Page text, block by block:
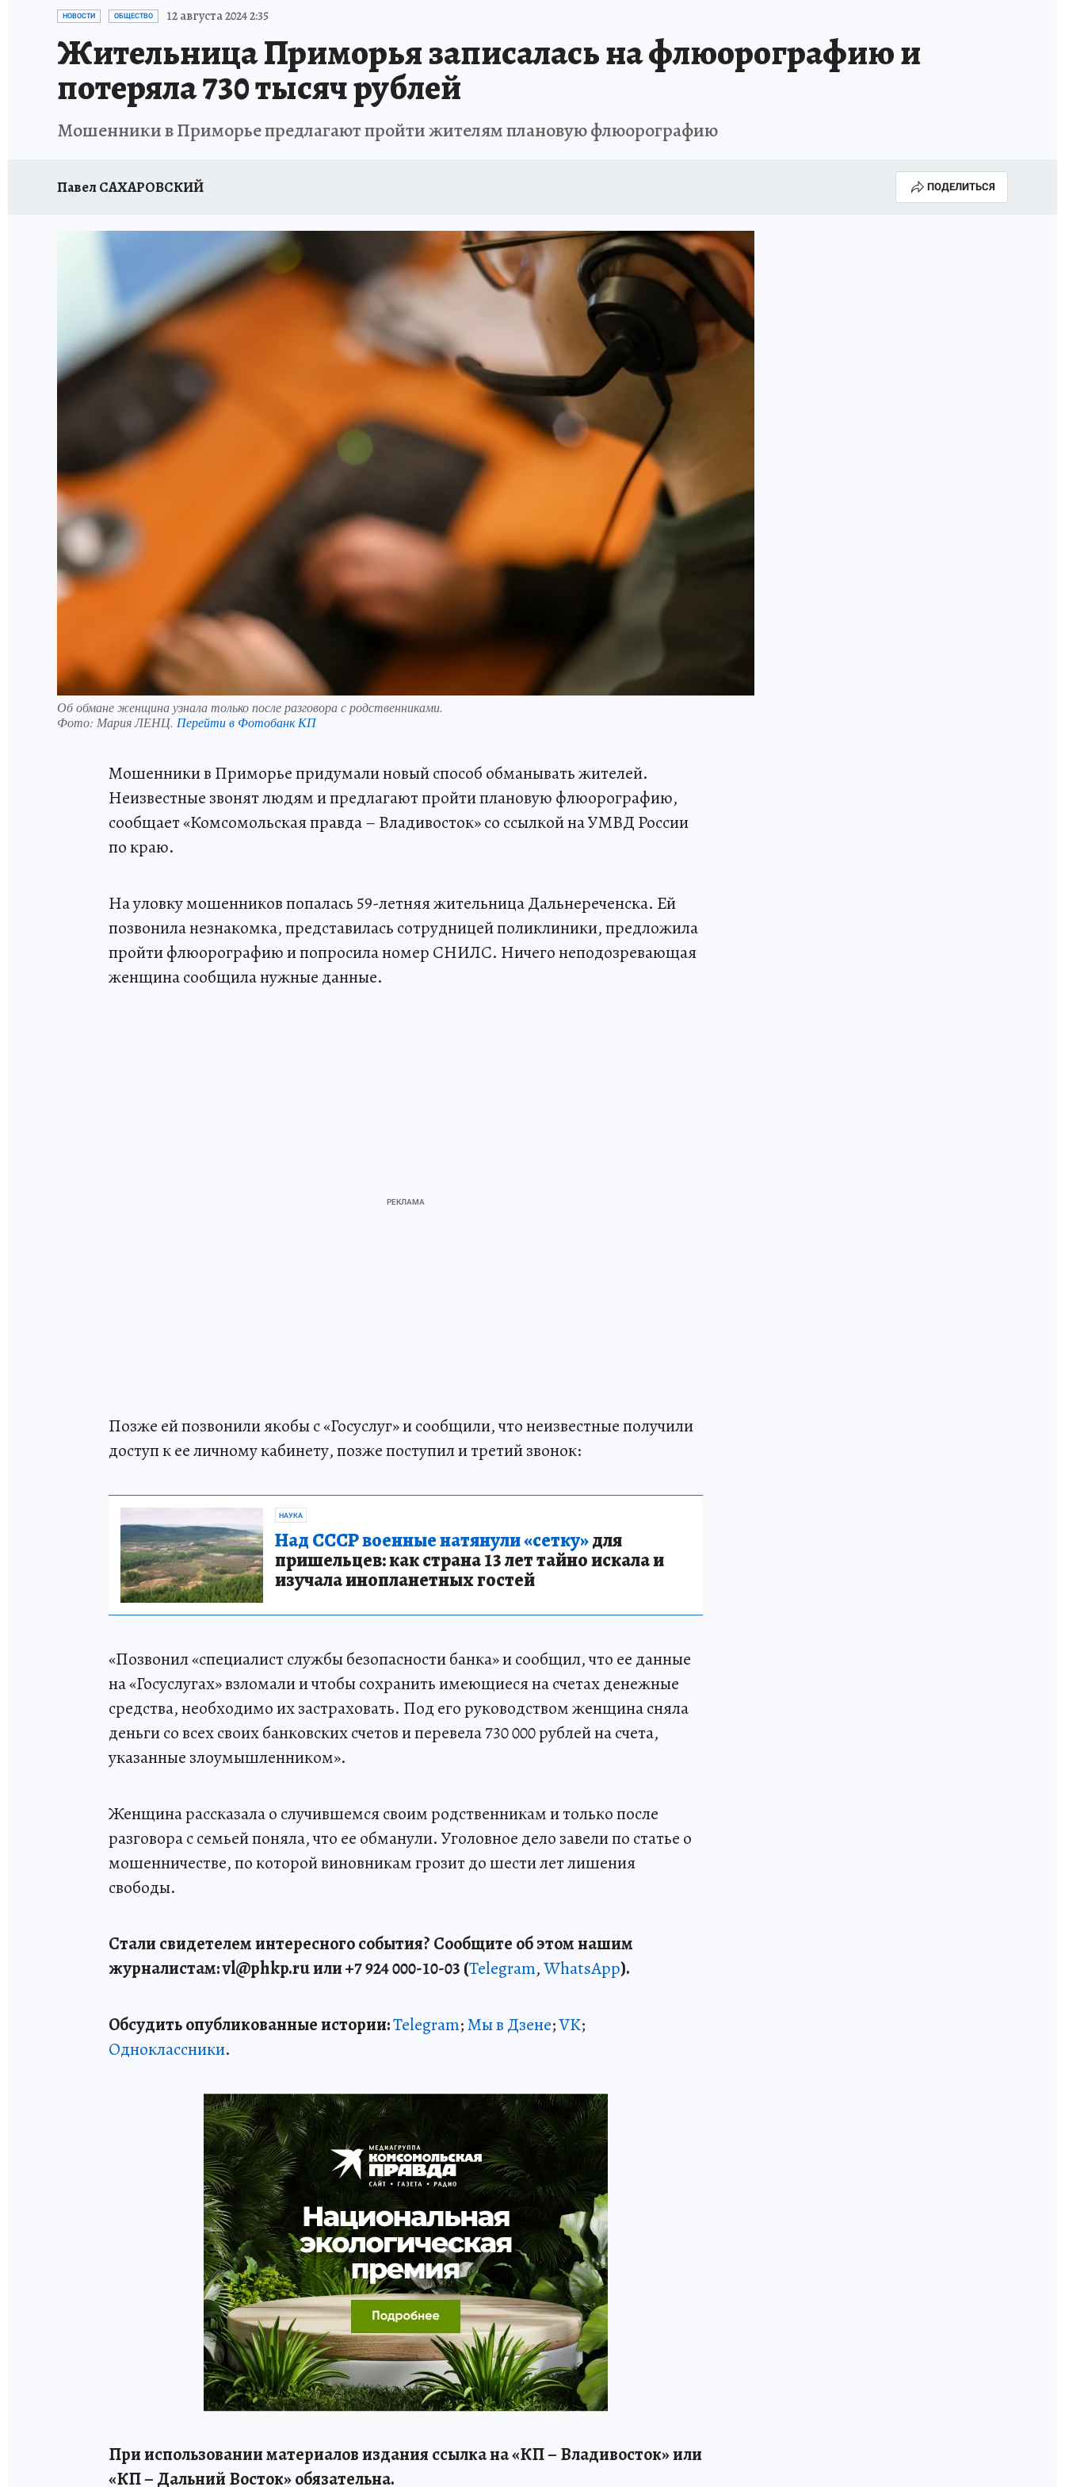
ДЕНЬ ПОБЕДЫ ВО ВЛАДИВОСТОКЕ 2026
АНТИРАК СТРАНИЦЫ ИСТОРИИ ДАЛЬНЕГО ВОСТОКА АФИША МОЙ ЛЮБИМЫЙ УЧИТЕЛЬ – 2024 ИСПЫТАНО НА СЕБЕ
НОВОСТИ ОБЩЕСТВО 12 августа 2024 2:35
Жительница Приморья записалась на флюорографию и
потеряла 730 тысяч рублей
Мошенники в Приморье предлагают пройти жителям плановую флюорографию
Павел САХАРОВСКИЙ ПОДЕЛИТЬСЯ
Об обмане женщина узнала только после разговора с родственниками.
Фото: Мария ЛЕНЦ. Перейти в Фотобанк КП
Мошенники в Приморье придумали новый способ обманывать жителей.
Неизвестные звонят людям и предлагают пройти плановую флюорографию,
сообщает «Комсомольская правда – Владивосток» со ссылкой на УМВД России
по краю.
На уловку мошенников попалась 59-летняя жительница Дальнереченска. Ей
позвонила незнакомка, представилась сотрудницей поликлиники, предложила
пройти флюорографию и попросила номер СНИЛС. Ничего неподозревающая
женщина сообщила нужные данные.
Позже ей позвонили якобы с «Госуслуг» и сообщили, что неизвестные получили
доступ к ее личному кабинету, позже поступил и третий звонок:
НАУКА
Над СССР военные натянули «сетку»для
пришельцев: как страна 13 лет тайно искала и
изучала инопланетных гостей
«Позвонил «специалист службы безопасности банка» и сообщил, что ее данные
на «Госуслугах» взломали и чтобы сохранить имеющиеся на счетах денежные
средства, необходимо их застраховать. Под его руководством женщина сняла
деньги со всех своих банковских счетов и перевела 730 000 рублей на счета,
указанные злоумышленником».
Женщина рассказала о случившемся своим родственникам и только после
разговора с семьей поняла, что ее обманули. Уголовное дело завели по статье о
мошенничестве, по которой виновникам грозит до шести лет лишения
свободы.
Стали свидетелем интересного события? Сообщите об этом нашим
журналистам: vl@phkp.ruили +7 924 000-10-03 (Telegram,WhatsApp).
Обсудить опубликованные истории:Telegram;Мы в Дзене;VK;
Одноклассники.
При использовании материалов издания ссылка на «КП – Владивосток» или
«КП – Дальний Восток» обязательна.